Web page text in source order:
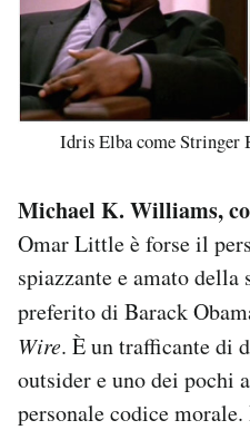
Idris Elba come Stringer
Michael K. Williams,
Omar Little è forse il
spiazzante e amato
preferito di Barack
Wire. È un trafficante di
outsider e uno dei pochi
personale codice